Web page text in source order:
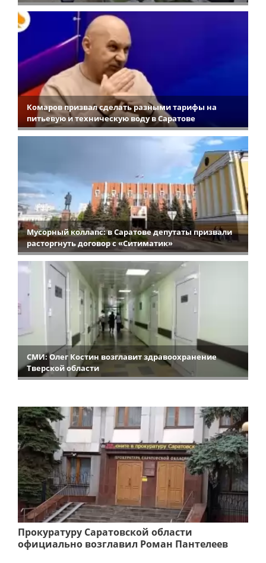
Комаров призвал сделать разными тарифы на
питьевую и техническую воду в Саратове
Мусорный коллапс: в Саратове депутаты призвали
расторгнуть договор с «Ситиматик»
СМИ: Олег Костин возглавит здравоохранение
Тверской области
Прокуратуру Саратовской области
официально возглавил Роман Пантелеев